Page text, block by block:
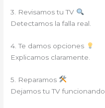
3. Revisamos tu TV
Detectamos la falla real.
4. Te damos opciones
Explicamos claramente.
5. Reparamos
Dejamos tu TV funcionando.